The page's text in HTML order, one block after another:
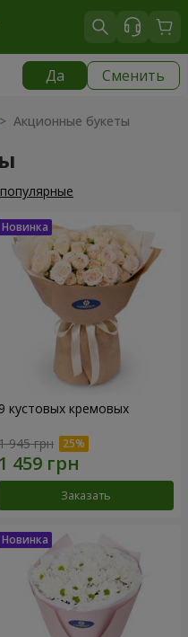
Да Сменить
> Акционные букеты
популярные
9 кустовых кремовых
945 грн
Заказать